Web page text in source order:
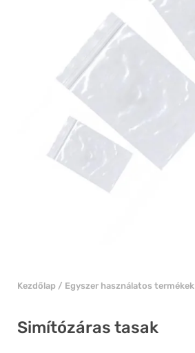
Kezdőlap / Egyszer használatos termékek
Simítózáras tasak